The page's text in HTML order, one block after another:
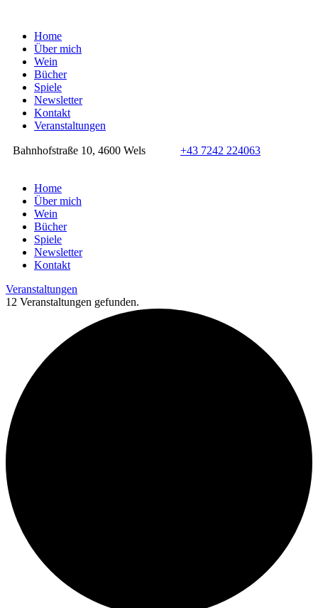
Home
Über mich
Wein
Bücher
Spiele
Newsletter
Kontakt
Veranstaltungen
Bahnhofstraße 10, 4600 Wels +43 7242 224063
Home
Über mich
Wein
Bücher
Spiele
Newsletter
Kontakt
Veranstaltungen
12 Veranstaltungen gefunden.